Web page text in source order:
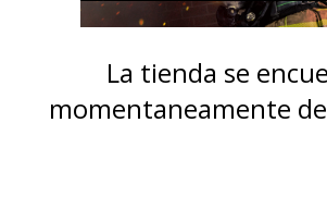
La tienda se
momentaneamente